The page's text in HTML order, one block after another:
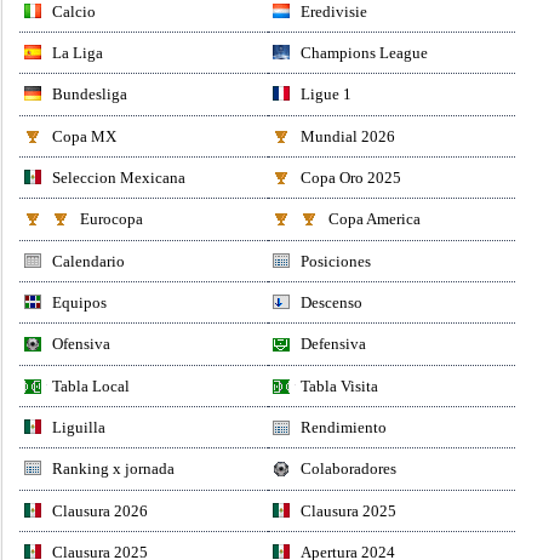
Calcio Eredivisie
La Liga Champions League
Bundesliga Ligue 1
Copa MX Mundial 2026
Seleccion Mexicana Copa Oro 2025
Eurocopa Copa America
Calendario Posiciones
Equipos Descenso
Ofensiva Defensiva
Tabla Local Tabla Visita
Liguilla Rendimiento
Ranking x jornada Colaboradores
Clausura 2026 Clausura 2025
Clausura 2025 Apertura 2024